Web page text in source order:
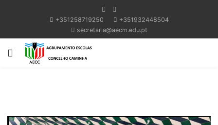
+351258719250
+351932448504
secretaria@aecm.edu.pt